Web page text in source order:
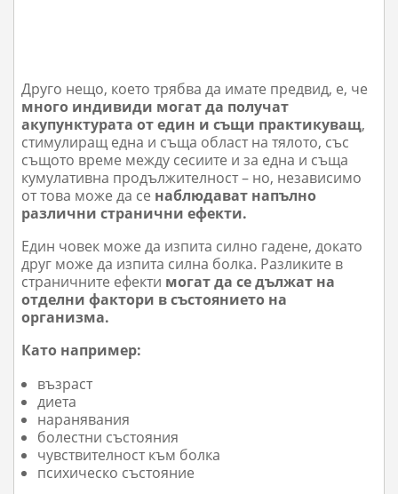
Друго нещо, което трябва да имате предвид, е, че
много индивиди могат да получат
акупунктурата от един и същи практикуващ,
стимулиращ една и съща област на тялото, със
същото време между сесиите и за една и съща
кумулативна продължителност – но, независимо
от това може да се наблюдават напълно
различни странични ефекти.
Един човек може да изпита силно гадене, докато
друг може да изпита силна болка. Разликите в
страничните ефекти могат да се дължат на
отделни фактори в състоянието на
организма.
Като например:
възраст
диета
наранявания
болестни състояния
чувствителност към болка
психическо състояние